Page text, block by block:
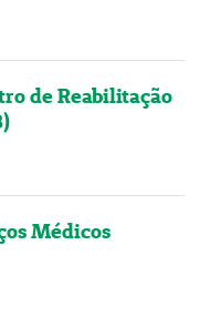
de Reabilitação
Médicos